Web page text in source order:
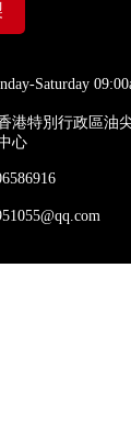
Saturday
港特別行政區油
心